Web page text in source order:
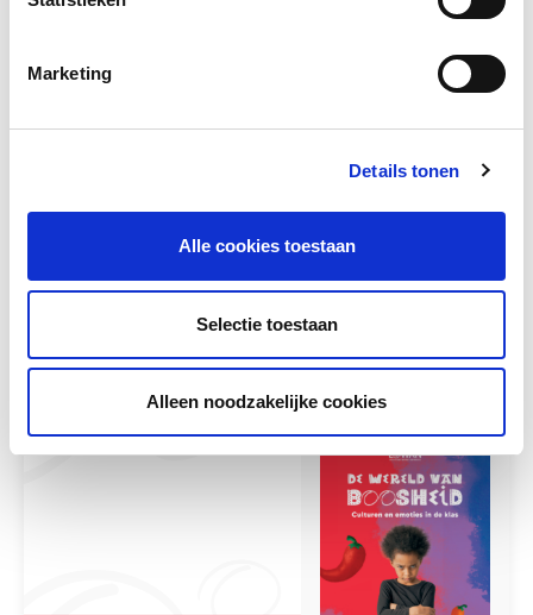
Marketing
Details tonen
Alle cookies toestaan
Selectie toestaan
Alleen noodzakelijke cookies
kinderen via sport-, spel- en
bewegingsactiviteiten. De activiteiten zijn
Meer lezen